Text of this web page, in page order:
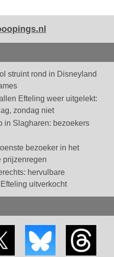
struint rond in Disneyland
Efteling weer uitgelekt:
zondag niet
in Slagharen: bezoekers
bezoeker in het
prijzenregen
hervulbare
uitverkocht